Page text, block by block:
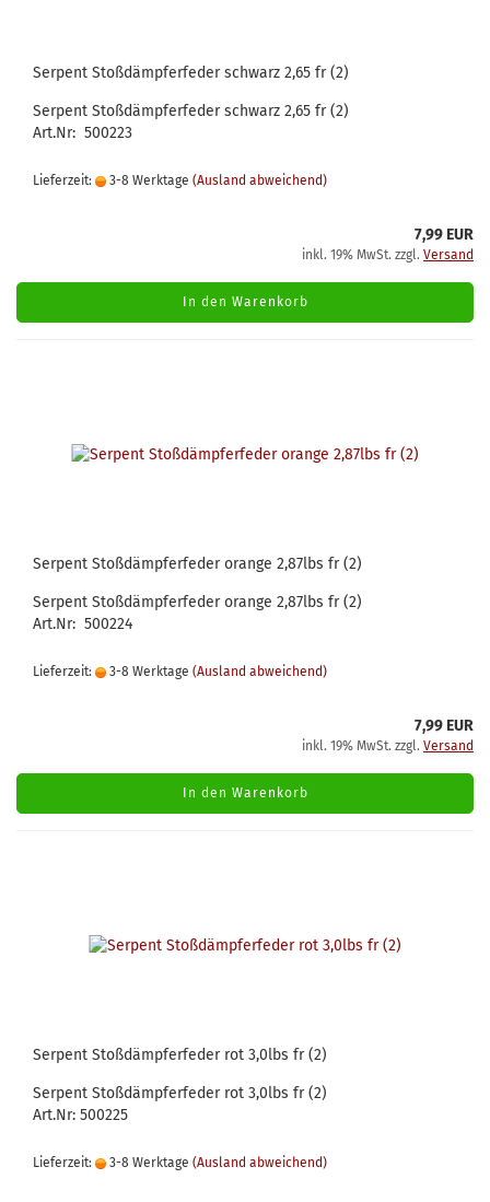
Serpent Stoßdämpferfeder schwarz 2,65 fr (2)
Serpent Stoßdämpferfeder schwarz 2,65 fr (2)
Art.Nr: 500223
Lieferzeit: 3-8 Werktage (Ausland abweichend)
7,99 EUR
inkl. 19% MwSt. zzgl. Versand
In den Warenkorb
Serpent Stoßdämpferfeder orange 2,87lbs fr (2)
Serpent Stoßdämpferfeder orange 2,87lbs fr (2)
Art.Nr: 500224
Lieferzeit: 3-8 Werktage (Ausland abweichend)
7,99 EUR
inkl. 19% MwSt. zzgl. Versand
In den Warenkorb
Serpent Stoßdämpferfeder rot 3,0lbs fr (2)
Serpent Stoßdämpferfeder rot 3,0lbs fr (2)
Art.Nr: 500225
Lieferzeit: 3-8 Werktage (Ausland abweichend)